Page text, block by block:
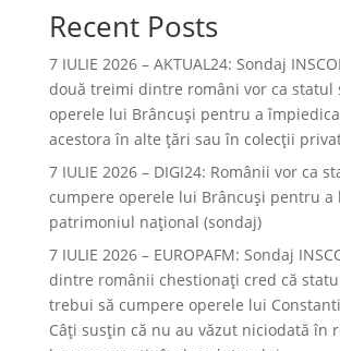
Recent Posts
7 IULIE 2026 – AKTUAL24: Sondaj
două treimi dintre români vor ca statul
operele lui Brâncuşi pentru a
acestora în alte ţări sau în colecţii
7 IULIE 2026 – DIGI24: Românii vor ca
cumpere operele lui Brâncuși pentru a
patrimoniul național (sondaj)
7 IULIE 2026 – EUROPAFM: Sondaj
dintre românii chestionați cred că
trebui să cumpere operele lui
Câți susțin că nu au văzut niciodată în